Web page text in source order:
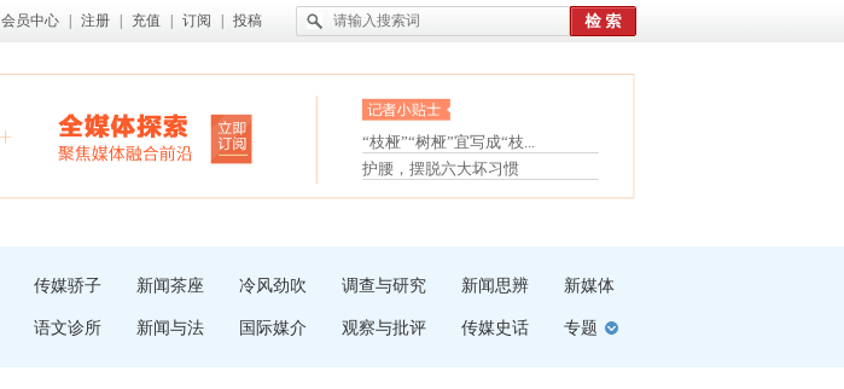
会员中心 注册 充值 订阅 投稿
眼白变红或是结膜下出血
“枝桠”“树桠”宜写成“枝...
夏天缓解疲劳有三招
护腰，摆脱六大坏习惯
受伤了冰敷还是热敷
传媒骄子 新闻茶座 冷风劲吹 调查与研究 新闻思辨 新媒体
语文诊所 新闻与法 国际媒介 观察与批评 传媒史话 专题